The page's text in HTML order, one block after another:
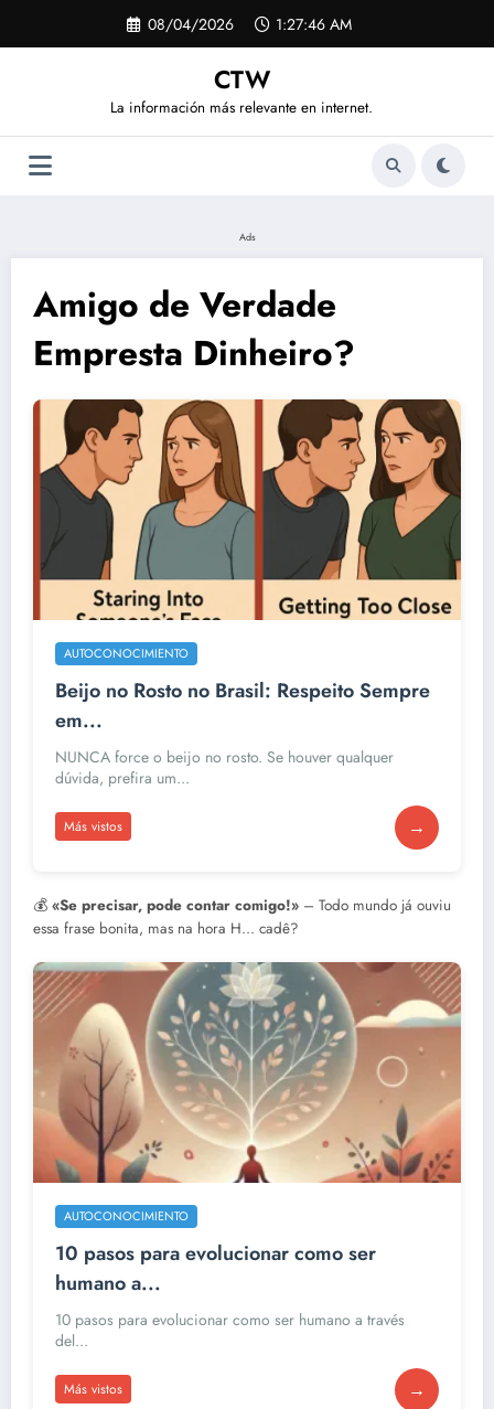
contenido
08/04/2026 1:27:46 AM
CTW
La información más relevante en internet.
Ads
Amigo de Verdade
Empresta Dinheiro?
AUTOCONOCIMIENTO
Beijo no Rosto no Brasil: Respeito Sempre
em...
NUNCA force o beijo no rosto. Se houver qualquer
dúvida, prefira um...
Más vistos →
💰 «Se precisar, pode contar comigo!» – Todo mundo já ouviu
essa frase bonita, mas na hora H… cadê?
AUTOCONOCIMIENTO
10 pasos para evolucionar como ser
humano a...
10 pasos para evolucionar como ser humano a través
del...
Más vistos →